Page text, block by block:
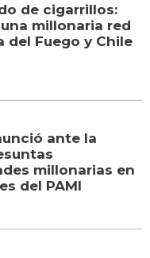
de cigarrillos:
millonaria red
del Fuego y Chile
ante la
millonarias en
del PAMI